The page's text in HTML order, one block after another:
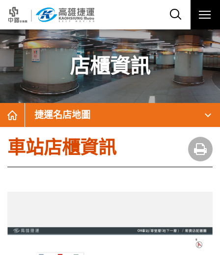
店櫃資訊
捷運名店地圖
車站店櫃資訊